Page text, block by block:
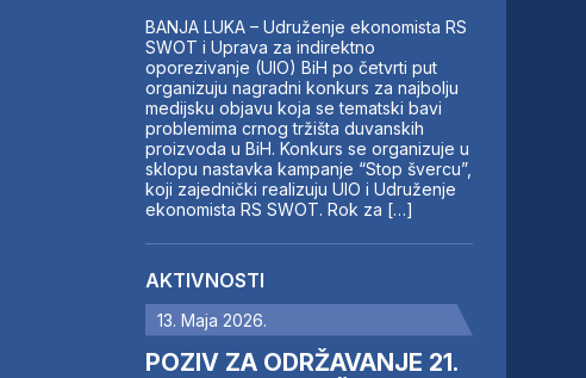
BANJA LUKA – Udruženje ekonomista RS
SWOT i Uprava za indirektno
oporezivanje (UIO) BiH po četvrti put
organizuju nagradni konkurs za najbolju
medijsku objavu koja se tematski bavi
problemima crnog tržišta duvanskih
proizvoda u BiH. Konkurs se organizuje u
sklopu nastavka kampanje “Stop švercu”,
koji zajednički realizuju UIO i Udruženje
ekonomista RS SWOT. Rok za […]
AKTIVNOSTI
13. Maja 2026.
POZIV ZA ODRŽAVANJE 21.